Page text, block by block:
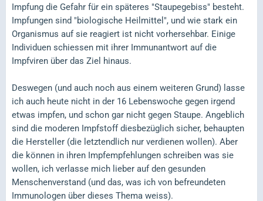
Impfung die Gefahr für ein späteres "Staupegebiss" besteht.
Impfungen sind "biologische Heilmittel", und wie stark ein
Organismus auf sie reagiert ist nicht vorhersehbar. Einige
Individuen schiessen mit ihrer Immunantwort auf die
Impfviren über das Ziel hinaus.
Deswegen (und auch noch aus einem weiteren Grund) lasse
ich auch heute nicht in der 16 Lebenswoche gegen irgend
etwas impfen, und schon gar nicht gegen Staupe. Angeblich
sind die moderen Impfstoff diesbezüglich sicher, behaupten
die Hersteller (die letztendlich nur verdienen wollen). Aber
die können in ihren Impfempfehlungen schreiben was sie
wollen, ich verlasse mich lieber auf den gesunden
Menschenverstand (und das, was ich von befreundeten
Immunologen über dieses Thema weiss).